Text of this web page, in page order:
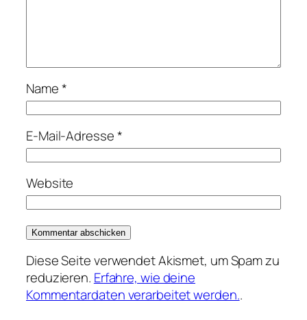
Name*
E-Mail-Adresse*
Website
Diese Seite verwendet Akismet, um Spam zu
reduzieren. Erfahre, wie deine
Kommentardaten verarbeitet werden..